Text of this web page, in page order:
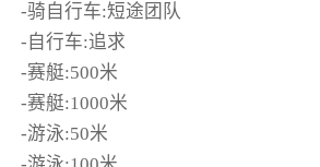
-骑自行车:短途团队
-自行车:追求
-赛艇:500米
-赛艇:1000米
-游泳:50米